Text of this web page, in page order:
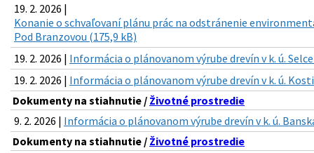
19. 2. 2026 |
Konanie o schvaľovaní plánu prác na odstránenie
Pod Branzovou (175,9 kB)
19. 2. 2026 | Informácia o plánovanom výrube drevín v k. ú.
19. 2. 2026 | Informácia o plánovanom výrube drevín v k. ú.
Dokumenty na stiahnutie / Životné prostredie
9. 2. 2026 | Informácia o plánovanom výrube drevín v k. ú.
Dokumenty na stiahnutie / Životné prostredie